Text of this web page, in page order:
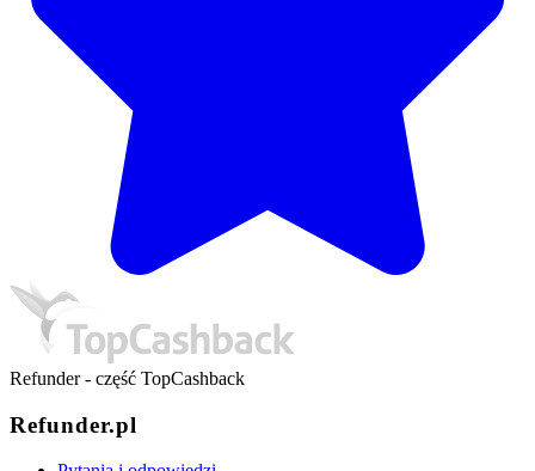
Refunder - część TopCashback
Refunder.pl